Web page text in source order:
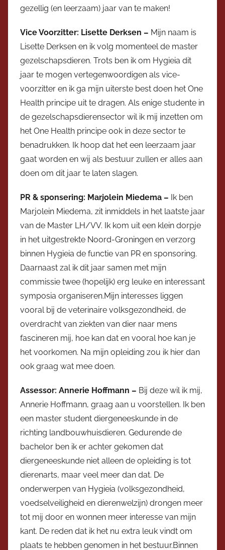
gezellig (en leerzaam) jaar van te maken!
Vice Voorzitter: Lisette Derksen – Mijn naam is
Lisette Derksen en ik volg momenteel de master
gezelschapsdieren. Trots ben ik om Hygieia dit
jaar te mogen vertegenwoordigen als vice-
voorzitter en ik ga mijn uiterste best doen het One
Health principe uit te dragen. Als enige studente in
de gezelschapsdierensector wil ik mij inzetten om
het One Health principe ook in deze sector te
benadrukken. Ik hoop dat het een leerzaam jaar
gaat worden en wij als bestuur zullen er alles aan
doen om dit jaar te laten slagen.
PR & sponsering: Marjolein Miedema – Ik ben
Marjolein Miedema, zit inmiddels in het laatste jaar
van de Master LH/VV. Ik kom uit een klein dorpje
in het uitgestrekte Noord-Groningen en verzorg
binnen Hygieia de functie van PR en sponsoring.
Daarnaast zal ik dit jaar samen met mijn
commissie twee (hopelijk) erg leuke en interessant
symposia organiseren.Mijn interesses liggen
vooral bij de veterinaire volksgezondheid, de
overdracht van ziekten van dier naar mens
fascineren mij, hoe kan dat en vooral hoe kan je
het voorkomen. Na mijn opleiding zou ik hier dan
ook graag wat mee doen.
Assessor: Annerie Hoffmann – Bij deze wil ik mij,
Annerie Hoffmann, graag aan u voorstellen. Ik ben
een master student diergeneeskunde in de
richting landbouwhuisdieren. Gedurende de
bachelor ben ik er achter gekomen dat
diergeneeskunde niet alleen de opleiding is tot
dierenarts, maar veel meer dan dat. De
onderwerpen van Hygieia (volksgezondheid,
voedselveiligheid en dierenwelzijn) drongen meer
tot mij door en wonnen meer interesse van mijn
kant. De reden dat ik het nu extra leuk vindt om
plaats te hebben genomen in het bestuur.Binnen